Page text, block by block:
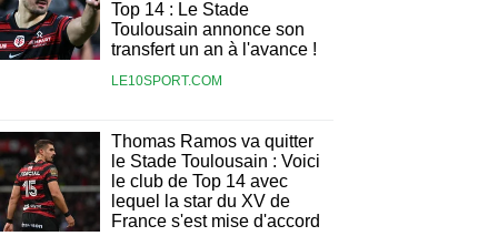
Top 14 : Le Stade
Toulousain annonce son
transfert un an à l'avance !
LE10SPORT.COM
Thomas Ramos va quitter
le Stade Toulousain : Voici
le club de Top 14 avec
lequel la star du XV de
France s'est mise d'accord